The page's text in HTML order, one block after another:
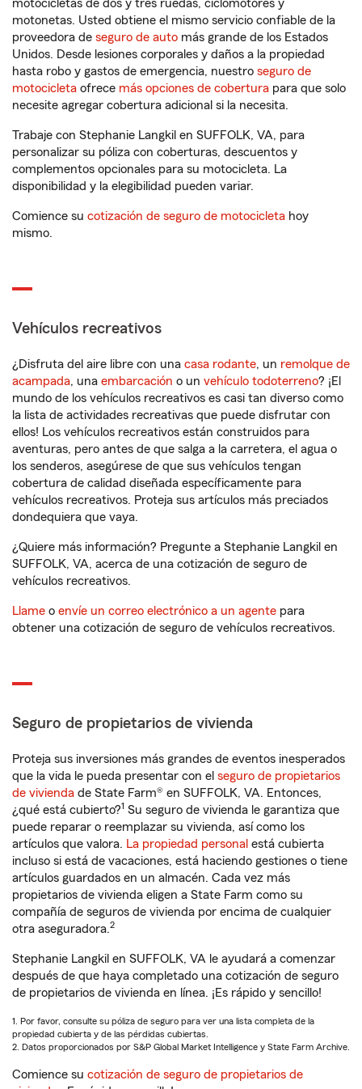
motocicletas de dos y tres ruedas, ciclomotores y
motonetas. Usted obtiene el mismo servicio confiable de la
proveedora de seguro de auto más grande de los Estados
Unidos. Desde lesiones corporales y daños a la propiedad
hasta robo y gastos de emergencia, nuestro seguro de
motocicleta ofrece más opciones de cobertura para que solo
necesite agregar cobertura adicional si la necesita.
Trabaje con Stephanie Langkil en SUFFOLK, VA, para
personalizar su póliza con coberturas, descuentos y
complementos opcionales para su motocicleta. La
disponibilidad y la elegibilidad pueden variar.
Comience su cotización de seguro de motocicleta hoy
mismo.
Vehículos recreativos
¿Disfruta del aire libre con una casa rodante, un remolque de
acampada, una embarcación o un vehículo todoterreno? ¡El
mundo de los vehículos recreativos es casi tan diverso como
la lista de actividades recreativas que puede disfrutar con
ellos! Los vehículos recreativos están construidos para
aventuras, pero antes de que salga a la carretera, el agua o
los senderos, asegúrese de que sus vehículos tengan
cobertura de calidad diseñada específicamente para
vehículos recreativos. Proteja sus artículos más preciados
dondequiera que vaya.
¿Quiere más información? Pregunte a Stephanie Langkil en
SUFFOLK, VA, acerca de una cotización de seguro de
vehículos recreativos.
Llame o envíe un correo electrónico a un agente para
obtener una cotización de seguro de vehículos recreativos.
Seguro de propietarios de vivienda
Proteja sus inversiones más grandes de eventos inesperados
que la vida le pueda presentar con el seguro de propietarios
de vivienda de State Farm® en SUFFOLK, VA. Entonces,
¿qué está cubierto?1 Su seguro de vivienda le garantiza que
puede reparar o reemplazar su vivienda, así como los
artículos que valora. La propiedad personal está cubierta
incluso si está de vacaciones, está haciendo gestiones o tiene
artículos guardados en un almacén. Cada vez más
propietarios de vivienda eligen a State Farm como su
compañía de seguros de vivienda por encima de cualquier
otra aseguradora.2
Stephanie Langkil en SUFFOLK, VA le ayudará a comenzar
después de que haya completado una cotización de seguro
de propietarios de vivienda en línea. ¡Es rápido y sencillo!
1. Por favor, consulte su póliza de seguro para ver una lista completa de la
propiedad cubierta y de las pérdidas cubiertas.
2. Datos proporcionados por S&P Global Market Intelligence y State Farm Archive.
Comience su cotización de seguro de propietarios de